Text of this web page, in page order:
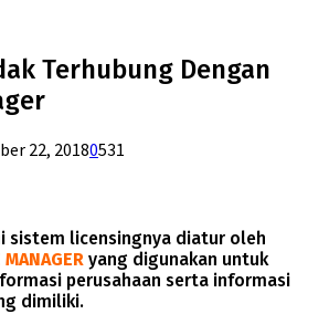
Terhubung Dengan
22, 20180531
sistem licensingnya diatur oleh
yang digunakan untuk
perusahaan serta informasi
dimiliki.